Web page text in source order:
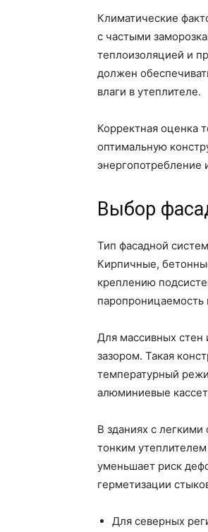
Климатические
с частыми
теплоизоляцией и
должен
влаги в утеплителе.
Корректная оценка
оптимальную
энергопотребление
Выбор
Тип фасадной
Кирпичные,
креплению
паропроницаемость
Для массивных стен
зазором. Такая
температурный
алюминиевые
В зданиях с
тонким
уменьшает риск
герметизации
Для северных